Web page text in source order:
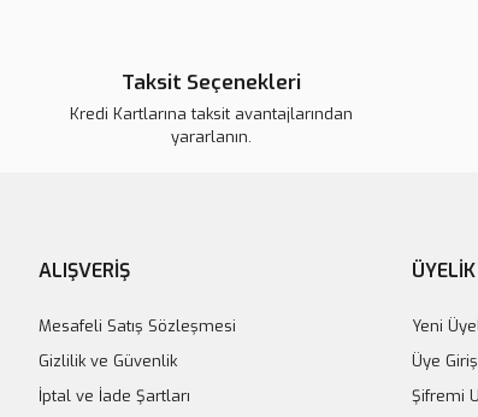
Taksit Seçenekleri
Kredi Kartlarına taksit avantajlarından
yararlanın.
ALIŞVERİŞ
Mesafeli Satış Sözleşmesi
Gizlilik ve Güvenlik
İptal ve İade Şartları
ÜYELİK
Yeni
Üye
Şifremi